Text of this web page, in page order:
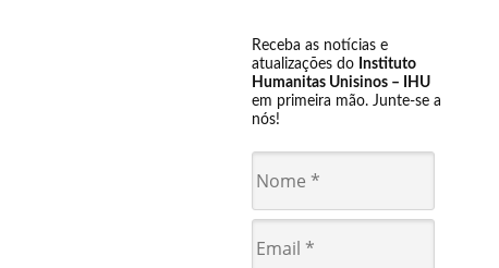
Receba as notícias e
atualizações do Instituto
Humanitas Unisinos – IHU
em primeira mão. Junte-se a
nós!